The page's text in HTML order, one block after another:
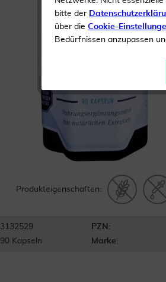
Produkteigenschaften:
3132529 PZN:
90 Kapseln Marke:
bitte der
über die Cookie-
Bedürfnissen anzupassen